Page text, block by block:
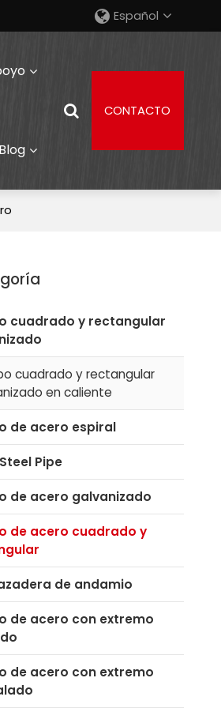
Español
Blog
CONTACTO
cuadrado y rectangular
cuadrado y rectangular
en caliente
de acero espiral
Pipe
de acero galvanizado
de acero cuadrado y
de andamio
de acero con extremo
de acero con extremo